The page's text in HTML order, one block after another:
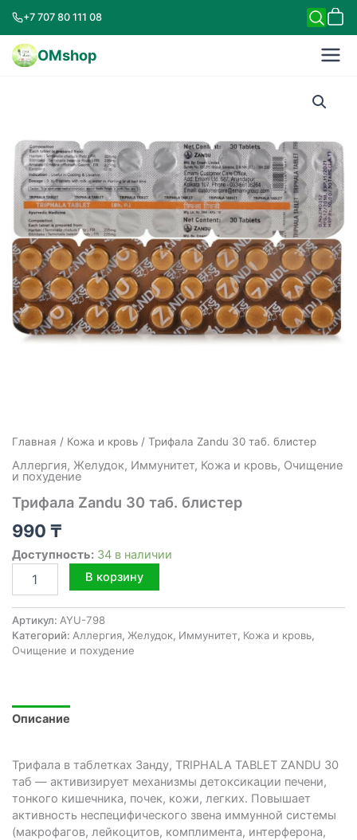
+7 707 80 111 08
OMshop
Главная / Кожа и кровь/ Трифала Zandu 30 таб. блистер
Аллергия, Желудок, Иммунитет, Кожа и кровь, Очищение
и похудение
Трифала Zandu 30 таб. блистер
990 ₸
Доступность: 34 в наличии
товара
Zandu
30
таб.
В корзину
Артикул: AYU-798
Категорий: Аллергия, Желудок, Иммунитет, Кожа и кровь,
Очищение и похудение
Описание
Трифала в таблетках Занду, TRIPHALA TABLET ZANDU 30
таб — активизирует механизмы детоксикации печени,
тонкого кишечника, почек, кожи, легких. Повышает
активность неспецифического звена иммунной системы
(макрофагов, лейкоцитов, комплимента, интерферона,